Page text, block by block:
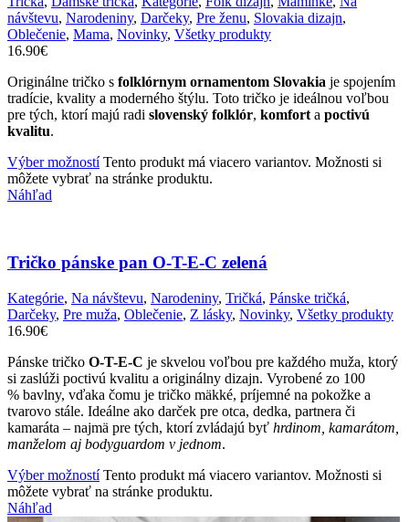
návštevu, Narodeniny, Darčeky, Pre ženu, Slovakia dizajn,
Oblečenie, Mama, Novinky, Všetky produkty
16.90€
Originálne tričko s folklórnym ornamentom Slovakia je spojením
tradície, kvality a moderného štýlu. Toto tričko je ideálnou voľbou
pre tých, ktorí majú radi slovenský folklór, komfort a poctivú
kvalitu.
Výber možností Tento produkt má viacero variantov. Možnosti si
môžete vybrať na stránke produktu.
Náhľad
Tričko pánske pan O-T-E-C zelená
Kategórie, Na návštevu, Narodeniny, Tričká, Pánske tričká,
Darčeky, Pre muža, Oblečenie, Z lásky, Novinky, Všetky produkty
16.90€
Pánske tričko O-T-E-C je skvelou voľbou pre každého muža, ktorý
si zaslúži poctivú kvalitu a originálny dizajn. Vyrobené zo 100
% bavlny, vďaka čomu je tričko mäkké, príjemné na pokožke a
tvarovo stále. Ideálne ako darček pre otca, dedka, partnera či
kamaráta – najmä pre tých, ktorí zvládajú byť hrdinom, kamarátom,
manželom aj bodyguardom v jednom.
Výber možností Tento produkt má viacero variantov. Možnosti si
môžete vybrať na stránke produktu.
Náhľad